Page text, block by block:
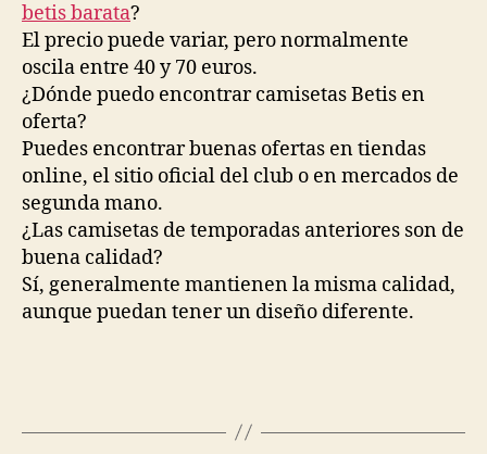
betis barata?
El precio puede variar, pero normalmente
oscila entre 40 y 70 euros.
¿Dónde puedo encontrar camisetas Betis en
oferta?
Puedes encontrar buenas ofertas en tiendas
online, el sitio oficial del club o en mercados de
segunda mano.
¿Las camisetas de temporadas anteriores son de
buena calidad?
Sí, generalmente mantienen la misma calidad,
aunque puedan tener un diseño diferente.